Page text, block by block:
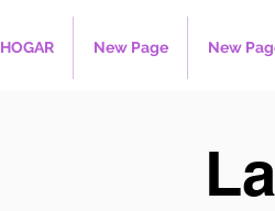
HOGAR New Page New